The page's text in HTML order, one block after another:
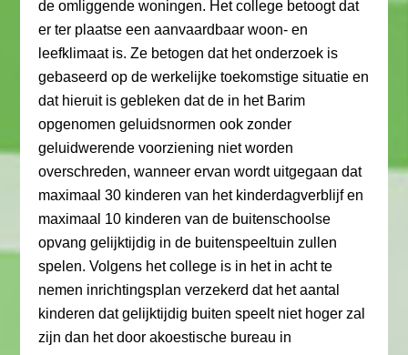
de omliggende woningen. Het college betoogt dat
er ter plaatse een aanvaardbaar woon- en
leefklimaat is. Ze betogen dat het onderzoek is
gebaseerd op de werkelijke toekomstige situatie en
dat hieruit is gebleken dat de in het Barim
opgenomen geluidsnormen ook zonder
geluidwerende voorziening niet worden
overschreden, wanneer ervan wordt uitgegaan dat
maximaal 30 kinderen van het kinderdagverblijf en
maximaal 10 kinderen van de buitenschoolse
opvang gelijktijdig in de buitenspeeltuin zullen
spelen. Volgens het college is in het in acht te
nemen inrichtingsplan verzekerd dat het aantal
kinderen dat gelijktijdig buiten speelt niet hoger zal
zijn dan het door akoestische bureau in